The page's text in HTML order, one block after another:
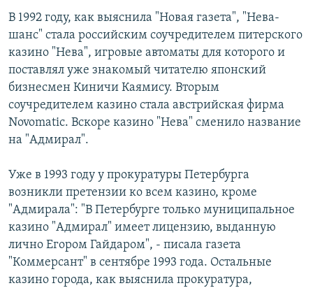
В 1992 году, как выяснила "Новая газета", "Нева-
шанс" стала российским соучредителем питерского
казино "Нева", игровые автоматы для которого и
поставлял уже знакомый читателю японский
бизнесмен Киничи Каямису. Вторым
соучредителем казино стала австрийская фирма
Novomatic. Вскоре казино "Нева" сменило название
на "Адмирал".
Уже в 1993 году у прокуратуры Петербурга
возникли претензии ко всем казино, кроме
"Адмирала": "В Петербурге только муниципальное
казино "Адмирал" имеет лицензию, выданную
лично Егором Гайдаром", - писала газета
"Коммерсант" в сентябре 1993 года. Остальные
казино города, как выяснила прокуратура,